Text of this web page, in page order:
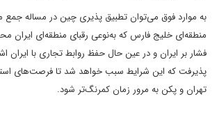
به موارد فوق می‌توان تطبیق پذیری چین در مساله جمع
منطقه‌ای خلیج فارس که به‌نوعی رقبای منطقه‌ای ایران
فشار بر ایران و در عین حال حفظ روابط تجاری با ایران
پذیرفت که این شرایط سبب خواهد شد تا فرصت‌های
تهران و پکن به مرور زمان کمرنگ‌تر شود.